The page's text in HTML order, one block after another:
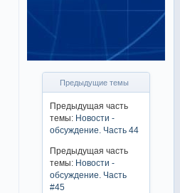
Предыдущие темы
Предыдущая часть
темы: Новости -
обсуждение. Часть 44
Предыдущая часть
темы: Новости -
обсуждение. Часть
#45